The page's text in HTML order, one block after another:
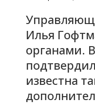
Илья
органами.
известна